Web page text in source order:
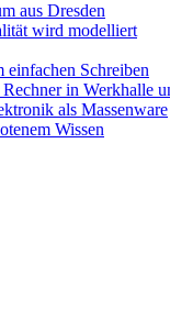
aus Dresden
wird modelliert
einfachen Schreiben
in Werkhalle
als Massenware
Wissen